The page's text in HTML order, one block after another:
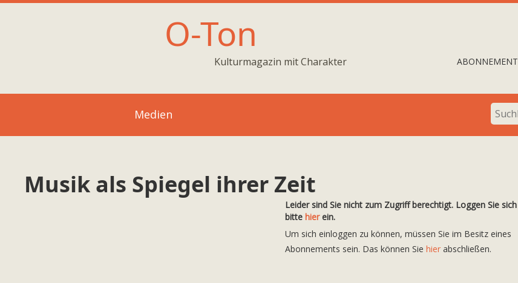
O-Ton
Kulturmagazin mit Charakter ABONNEMENT
Medien
Musik als Spiegel ihrer Zeit
Leider sind Sie nicht zum Zugriff berechtigt. Loggen Sie sich
bittehierein.
Um sich einloggen zu können, müssen Sie im Besitz eines
Abonnements sein. Das können Siehier abschließen.